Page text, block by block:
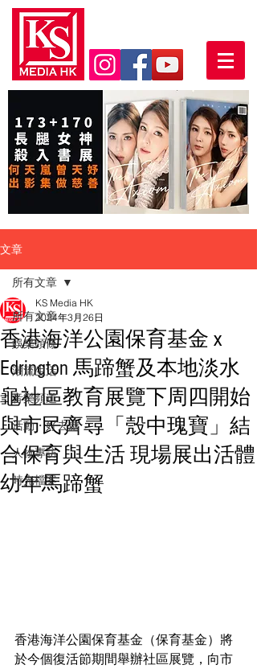
文章
所有文章
娛樂頭條
潮流生活
音樂頻道
活動・好去處
人物專訪
時光檔案
所有文章
香港海洋公園保育基金 x
Edrington 馬蹄蟹及本地淡水
龜社區教育展覽下周四開始
與市民齊尋「殼中瑰寶」結
合保育與生活 現場展出活體
幼年馬蹄蟹
KS Media HK
2024年3月26日
香港海洋公園保育基金（保育基金）將
於今個復活節期間舉辦社區展覽，向市